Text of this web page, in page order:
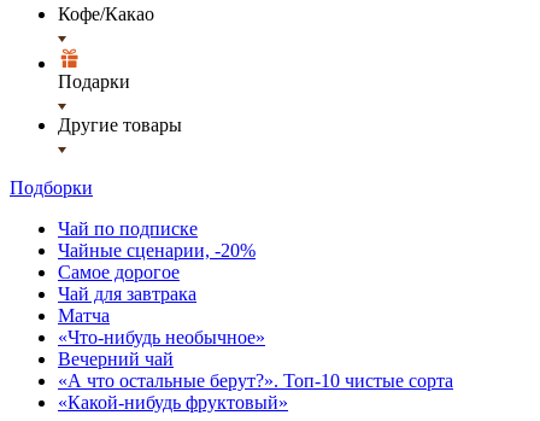
Кофе/Какао
Подарки
Другие товары
Подборки
Чай по подписке
Чайные сценарии, -20%
Самое дорогое
Чай для завтрака
Матча
«Что-нибудь необычное»
Вечерний чай
«А что остальные берут?». Топ-10 чистые сорта
«Какой-нибудь фруктовый»